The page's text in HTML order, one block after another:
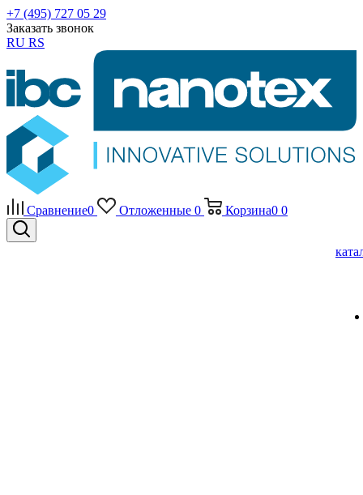
+7 (495) 727 05 29
Заказать звонок
RU RS
Сравнение0 Отложенные 0 Корзина0 0